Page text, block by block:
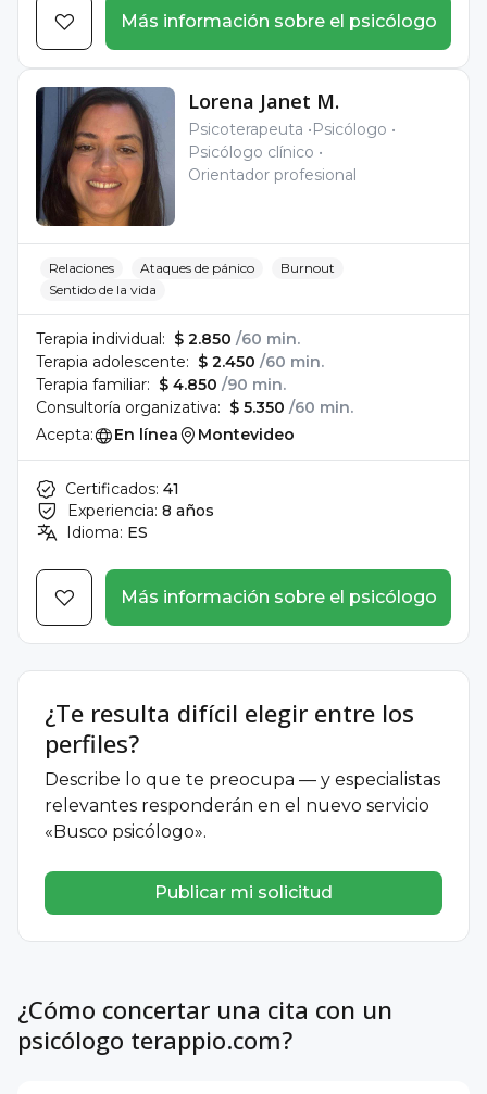
Más información sobre el psicólogo
Lorena Janet M.
Psicoterapeuta
Psicólogo
Psicólogo clínico
Orientador profesional
Relaciones Ataques de pánico
Burnout
Sentido de la vida
Terapia individual: $ 2.850 /60 min.
Terapia adolescente: $ 2.450 /60 min.
Terapia familiar: $ 4.850 /90 min.
Consultoría organizativa: $ 5.350 /60 min.
Acepta:
En línea Montevideo
Certificados: 41
Experiencia: 8 años
Idioma: ES
Más información sobre el psicólogo
¿Te resulta difícil elegir entre los
perfiles?
Describe lo que te preocupa — y especialistas
relevantes responderán en el nuevo servicio
«Busco psicólogo».
Publicar mi solicitud
¿Cómo concertar una cita con un
psicólogo terappio.com?